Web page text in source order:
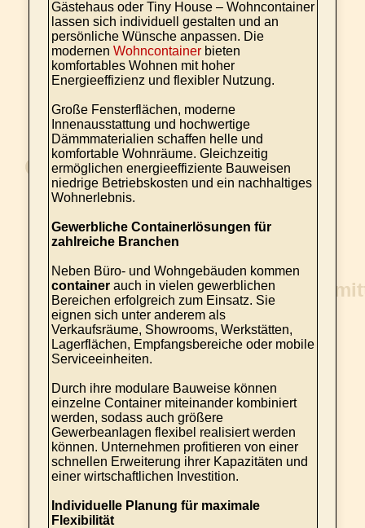
Gästehaus oder Tiny House – Wohncontainer
lassen sich individuell gestalten und an
persönliche Wünsche anpassen. Die
modernen Wohncontainerbieten
komfortables Wohnen mit hoher
Energieeffizienz und flexibler Nutzung.
Große Fensterflächen, moderne
Innenausstattung und hochwertige
Dämmmaterialien schaffen helle und
komfortable Wohnräume. Gleichzeitig
ermöglichen energieeffiziente Bauweisen
niedrige Betriebskosten und ein nachhaltiges
Wohnerlebnis.
Gewerbliche Containerlösungen für
zahlreiche Branchen
Neben Büro- und Wohngebäuden kommen
containerauch in vielen gewerblichen
Bereichen erfolgreich zum Einsatz. Sie
eignen sich unter anderem als
Verkaufsräume, Showrooms, Werkstätten,
Lagerflächen, Empfangsbereiche oder mobile
Serviceeinheiten.
Durch ihre modulare Bauweise können
einzelne Container miteinander kombiniert
werden, sodass auch größere
Gewerbeanlagen flexibel realisiert werden
können. Unternehmen profitieren von einer
schnellen Erweiterung ihrer Kapazitäten und
einer wirtschaftlichen Investition.
Individuelle Planung für maximale
Flexibilität